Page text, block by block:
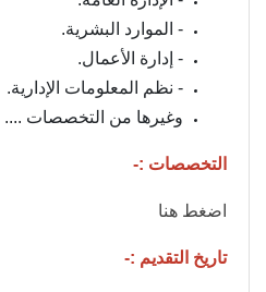
- الموارد البشرية.
- إدارة الأعمال.
- نظم المعلومات الإدارية.
وغيرها من التخصصات ....
التخصصات :-
اضغط هنا
تاريخ التقديم :-